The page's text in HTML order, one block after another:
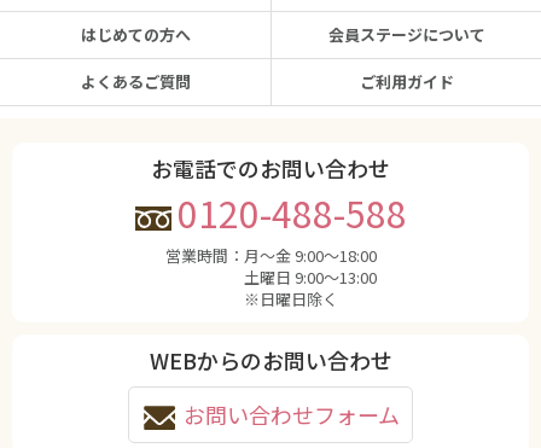
はじめての方へ
よくあるご質問
会員ステージについて
ご利用ガイド
お電話でのお問い合わせ
0120-488-588
営業時間： 月〜金 9:00〜18:00
土曜日 9:00〜13:00
※日曜日除く
WEBからのお問い合わせ
お問い合わせフォーム